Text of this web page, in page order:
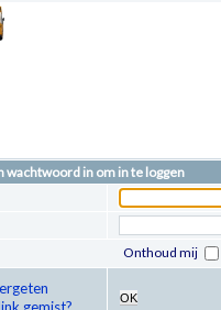
wachtwoord in om in te loggen
Onthoud mij
OK